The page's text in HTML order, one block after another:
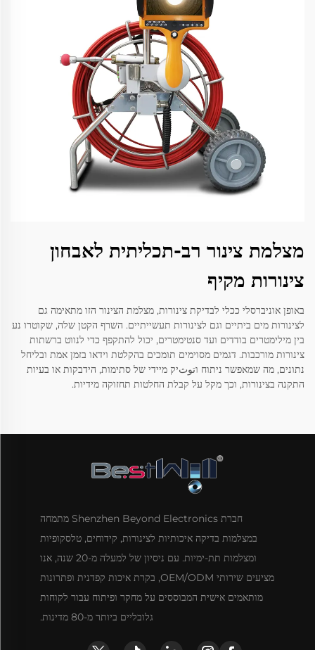
מצלמת צינור רב-תכליתית לאבחון
צינורות מקיף
באופן אוניברסלי ככלי לבדיקת צינורות, מצלמת הצינור הזו מתאימה גם
לצינורות מים ביתיים וגם לצינורות תעשייתיים. השרף הקטן שלה, שקוטרו נע
בין מילימטרים בודדים ועד סנטימטרים, יכול להתקפף כדי לנווט ברשתות
צינורות מורכבות. דגמים מסוימים תומכים בהקלטת וידאו בזמן אמת ובליחל
נתונים, מה שמאפשר ניתוח וتوثיק מיידי של סתימות, הידבקות או בעיות
התקנה בצינורות, וכך מקל על קבלת החלטות תחזוקה מידיות.
חברת Shenzhen Beyond Electronics מתמחה
במצלמות בדיקה איכותיות לצינורות, קידוחים, טלסקופיות
ומצלמות תת-ימיות. עם ניסיון של למעלה מ-20 שנה, אנו
מציעים שירותי OEM/ODM, בקרת איכות קפדנית ופתרונות
מותאמים אישית המבוססים על מחקר ופיתוח עבור לקוחות
גלובליים ביותר מ-80 מדינות.